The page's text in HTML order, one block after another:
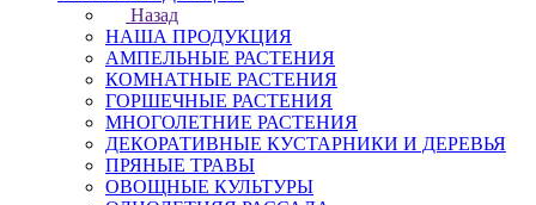
Назад
НАША ПРОДУКЦИЯ
АМПЕЛЬНЫЕ РАСТЕНИЯ
КОМНАТНЫЕ РАСТЕНИЯ
ГОРШЕЧНЫЕ РАСТЕНИЯ
МНОГОЛЕТНИЕ РАСТЕНИЯ
ДЕКОРАТИВНЫЕ КУСТАРНИКИ И ДЕРЕВЬЯ
ПРЯНЫЕ ТРАВЫ
ОВОЩНЫЕ КУЛЬТУРЫ